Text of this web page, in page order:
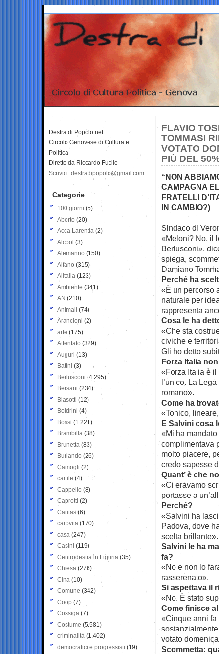
FLAVIO
TOMMASI
VOTATO
PIÙ DEL
“NON
CAMPAGNA
FRATELLI
IN CAMBIO?)
Sindaco di
«Meloni? No, il
Berlusconi»,
spiega,
Damiano
Perché ha
«È un percorso
naturale per
rappresenta
Cosa le ha
«Che sta
civiche e
Gli ho detto
Forza Italia
«Forza Italia è il
l’unico. La
romano».
Come ha
«Tonico,
E Salvini cosa
«Mi ha
complimentava
molto piacere,
credo sapesse
Quant’ è che
«Ci eravamo
portasse a
Perché?
«Salvini ha
Padova, dove
scelta brillante».
Salvini le ha
fa?
«No e non lo
rasserenato».
Si aspettava il
«No. È stato
Come finisce
«Cinque anni fa
votato
Scommetta:
Destra di Popolo.net
Circolo Genovese di Cultura e
Politica
Diretto da Riccardo Fucile
Scrivici: destradipopolo@gmail.com
Categorie
100 giorni (5)
Aborto (20)
Acca Larentia (2)
Alcool (3)
Alemanno (150)
Alfano (315)
Alitalia (123)
Ambiente (341)
AN (210)
Animali (74)
Arancioni (2)
arte (175)
Attentato (329)
Auguri (13)
Batini (3)
Berlusconi (4.295)
Bersani (234)
Biasotti (12)
Boldrini (4)
Bossi (1.221)
Brambilla (38)
Brunetta (83)
Burlando (26)
Camogli (2)
canile (4)
Cappello (8)
Caprotti (2)
Caritas (6)
carovita (170)
casa (247)
Casini (119)
Centrodestra in Liguria (35)
Chiesa (276)
Cina (10)
Comune (342)
Coop (7)
Cossiga (7)
Costume (5.581)
criminalità (1.402)
democratici e progressisti (19)